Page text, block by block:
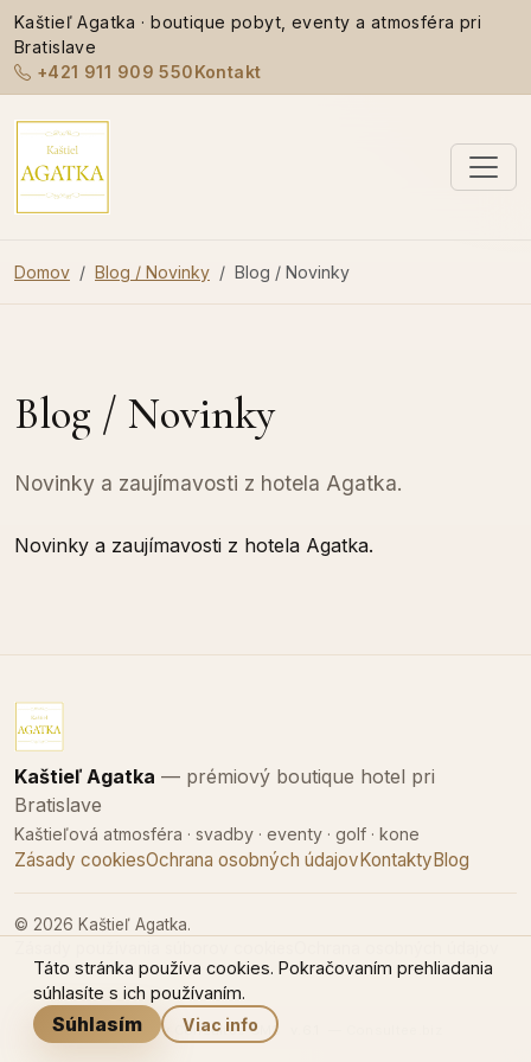
Kaštieľ Agatka · boutique pobyt, eventy a atmosféra pri
Bratislave
+421 911 909 550Kontakt
Domov Blog / Novinky Blog / Novinky
Blog / Novinky
Novinky a zaujímavosti z hotela Agatka.
Novinky a zaujímavosti z hotela Agatka.
Kaštieľ Agatka — prémiový boutique hotel pri
Bratislave
Kaštieľová atmosféra · svadby · eventy · golf · kone
Zásady cookiesOchrana osobných údajov Kontakty Blog
© 2026 Kaštieľ Agatka.
Powered by Consultee CMS
Táto stránka používa cookies. Pokračovaním prehliadania
súhlasíte s ich používaním.
Súhlasím Viac info